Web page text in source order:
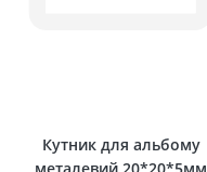
Кутник для альбому